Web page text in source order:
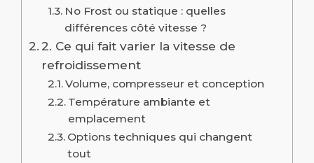
No Frost ou statique : quelles
différences côté vitesse ?
2. Ce qui fait varier la vitesse de
refroidissement
Volume, compresseur et conception
Température ambiante et
emplacement
Options techniques qui changent
tout